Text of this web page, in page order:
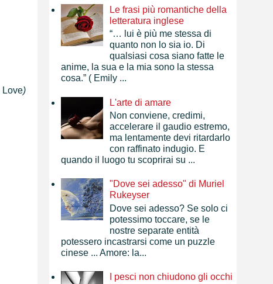
Love)
Le frasi più romantiche della
letteratura inglese
“… lui è più me stessa di
quanto non lo sia io. Di
qualsiasi cosa siano fatte le
anime, la sua e la mia sono la stessa
cosa.” ( Emily ...
L'arte di amare
Non conviene, credimi,
accelerare il gaudio estremo,
ma lentamente devi ritardarlo
con raffinato indugio. E
quando il luogo tu scoprirai su ...
"Dove sei adesso" di Muriel
Rukeyser
Dove sei adesso? Se solo ci
potessimo toccare, se le
nostre separate entità
potessero incastrarsi come un puzzle
cinese ... Amore: la...
I pesci non chiudono gli occhi